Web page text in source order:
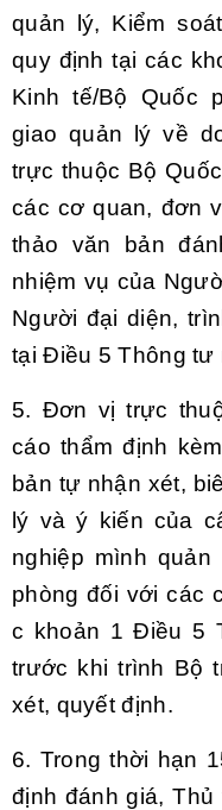
quản lý, Kiểm
quy định tại các
Kinh tế/Bộ Quốc
giao quản lý về
trực thuộc Bộ
các cơ quan, đơn
thảo văn bản
nhiệm vụ của
Người đại diện,
tạiĐiều 5 Thông tư
5. Đơn vị trực
cáo thẩm định
bản tự nhận xét,
lý và ý kiến của
nghiệp mình
phòng đối với các
c khoản 1 Điều 5
trước khi trình Bộ
xét, quyết định.
6. Trong thời hạn
định đánh giá,